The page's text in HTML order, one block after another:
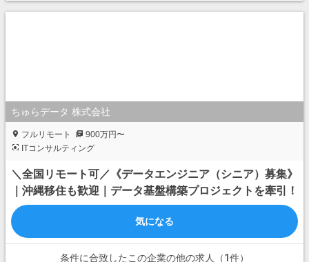
ちゅらデータ 株式会社
フルリモート
900万円〜
ITコンサルティング
＼全国リモート可／《データエンジニア（シニア）募集》
｜沖縄移住も歓迎｜データ基盤構築プロジェクトを牽引！
気になる
条件に合致したこの企業の他の求人（1件）